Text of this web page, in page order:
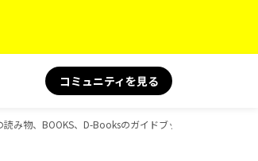
コミュニティを見る
み物、BOOKS、D-Booksのガイドブック一覧